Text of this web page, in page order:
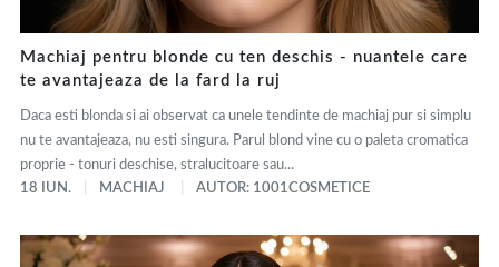
Machiaj pentru blonde cu ten deschis - nuantele care
te avantajeaza de la fard la ruj
Daca esti blonda si ai observat ca unele tendinte de machiaj pur si simplu
nu te avantajeaza, nu esti singura. Parul blond vine cu o paleta cromatica
proprie - tonuri deschise, stralucitoare sau...
18 IUN.
MACHIAJ AUTOR: 1001COSMETICE